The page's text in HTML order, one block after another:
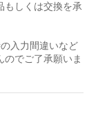
もしくは交換を承
入力間違いなど
のでご了承願いま